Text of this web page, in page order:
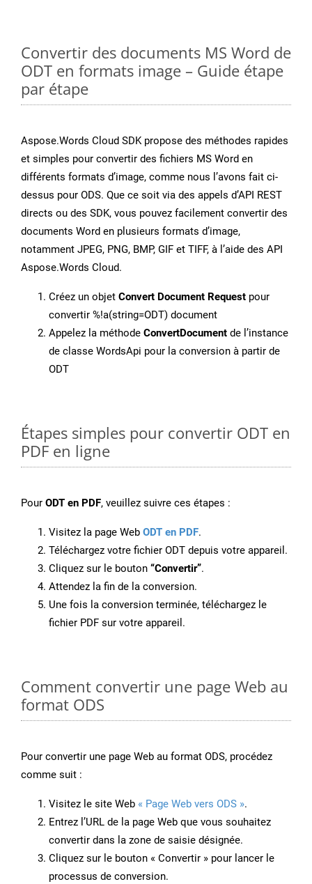
Convertir des documents MS Word de
ODT en formats image – Guide étape
par étape
Aspose.Words Cloud SDK propose des méthodes rapides
et simples pour convertir des fichiers MS Word en
différents formats d’image, comme nous l’avons fait ci-
dessus pour ODS. Que ce soit via des appels d’API REST
directs ou des SDK, vous pouvez facilement convertir des
documents Word en plusieurs formats d’image,
notamment JPEG, PNG, BMP, GIF et TIFF, à l’aide des API
Aspose.Words Cloud.
Créez un objet Convert Document Request pour
convertir %!a(string=ODT) document
Appelez la méthode ConvertDocument de l’instance
de classe WordsApi pour la conversion à partir de
ODT
Étapes simples pour convertir ODT en
PDF en ligne
Pour ODT en PDF, veuillez suivre ces étapes :
Visitez la page Web ODT en PDF.
Téléchargez votre fichier ODT depuis votre appareil.
Cliquez sur le bouton “Convertir”.
Attendez la fin de la conversion.
Une fois la conversion terminée, téléchargez le
fichier PDF sur votre appareil.
Comment convertir une page Web au
format ODS
Pour convertir une page Web au format ODS, procédez
comme suit :
Visitez le site Web « Page Web vers ODS ».
Entrez l’URL de la page Web que vous souhaitez
convertir dans la zone de saisie désignée.
Cliquez sur le bouton « Convertir » pour lancer le
processus de conversion.